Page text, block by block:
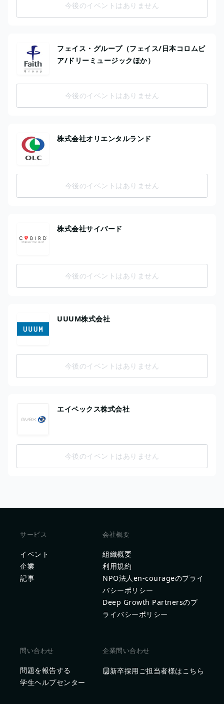
今後のイベントはありません
フェイス・グループ（フェイス/日本コロムビ
ア/ドリーミュージックほか）
今後のイベントはありません
株式会社オリエンタルランド
今後のイベントはありません
株式会社サイバード
今後のイベントはありません
UUUM株式会社
今後のイベントはありません
エイベックス株式会社
今後のイベントはありません
サービス
イベント
企業
記事
会社概要
組織概要
利用規約
NPO法人en-courageのプライ
バシーポリシー
Deep Growth Partnersのプ
ライバシーポリシー
問い合わせ
問題を報告する
学生ヘルプセンター
企業問い合わせ
新卒採用ご担当者様はこちら